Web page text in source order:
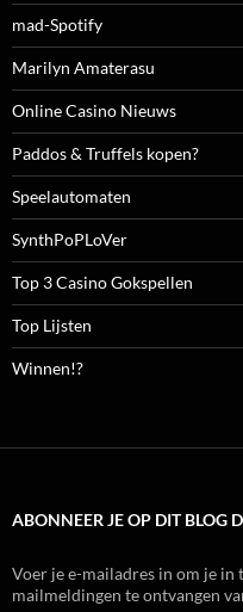
mad-Spotify
Marilyn Amaterasu
Online Casino Nieuws
Paddos & Truffels kopen?
Speelautomaten
SynthPoPLoVer
Top 3 Casino Gokspellen
Top Lijsten
Winnen!?
ABONNEER JE OP DIT BLOG
Voer je e-mailadres in om je in
mailmeldingen te ontvangen